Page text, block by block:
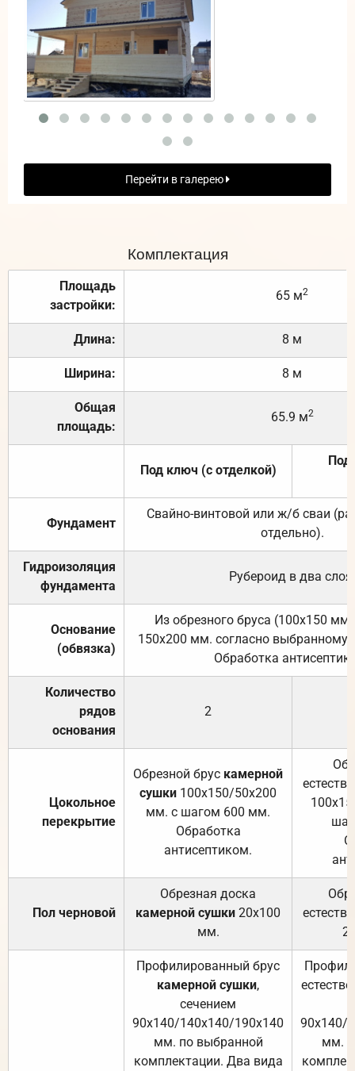
Перейти в галерею
Комплектация
Площадь
застройки:
65 м2
Длина: 8 м
Ширина: 8 м
Общая
площадь:
65.9 м2
Под ключ (с отделкой)
Под
Фундамент
Свайно-винтовой или ж/б сваи
отдельно).
Гидроизоляция
фундамента
Рубероид в два слоя.
Основание
(обвязка)
Из обрезного бруса (100х150
150х200 мм. согласно выбранному
Обработка
Количество
рядов
основания
2
Цокольное
перекрытие
Обрезной брус камерной
сушки 100х150/50х200
мм. с шагом 600 мм.
Обработка
антисептиком.
Пол черновой
Обрезная доска
камерной сушки 20х100
мм.
Профилированный брус
камерной сушки,
сечением
90х140/140х140/190х140
мм. по выбранной
комплектации. Два вида
90х140/
мм.